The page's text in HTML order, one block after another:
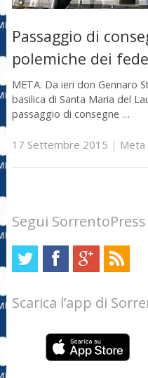
Passaggio di
polemiche dei
META. Da ieri don Gennaro
basilica di Santa Maria del
passaggio di consegne …
17 Settembre 2015 | Meta
Segui SorrentoPress
Scarica l’app di